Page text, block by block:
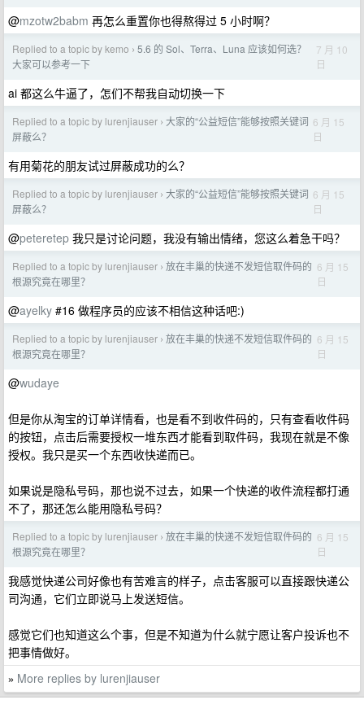
@mzotw2babm 再怎么重置你也得熬得过 5 小时啊？
Replied to a topic by kemo › 5.6 的 Sol、Terra、Luna 应该如何选？
大家可以参考一下
7 月 10
日
ai 都这么牛逼了，怎们不帮我自动切换一下
Replied to a topic by lurenjiauser › 大家的“公益短信”能够按照关键词
屏蔽么？
6 月 15
日
有用菊花的朋友试过屏蔽成功的么？
Replied to a topic by lurenjiauser › 大家的“公益短信”能够按照关键词
屏蔽么？
6 月 15
日
@peteretep 我只是讨论问题，我没有输出情绪，您这么着急干吗？
Replied to a topic by lurenjiauser › 放在丰巢的快递不发短信取件码的
根源究竟在哪里？
6 月 15
日
@ayelky #16 做程序员的应该不相信这种话吧:)
Replied to a topic by lurenjiauser › 放在丰巢的快递不发短信取件码的
根源究竟在哪里？
6 月 15
日
@wudaye
但是你从淘宝的订单详情看，也是看不到收件码的，只有查看收件码
的按钮，点击后需要授权一堆东西才能看到取件码，我现在就是不像
授权。我只是买一个东西收快递而已。
如果说是隐私号码，那也说不过去，如果一个快递的收件流程都打通
不了，那还怎么能用隐私号码？
Replied to a topic by lurenjiauser › 放在丰巢的快递不发短信取件码的
根源究竟在哪里？
6 月 15
日
我感觉快递公司好像也有苦难言的样子，点击客服可以直接跟快递公
司沟通，它们立即说马上发送短信。
感觉它们也知道这么个事，但是不知道为什么就宁愿让客户投诉也不
把事情做好。
» More replies by lurenjiauser